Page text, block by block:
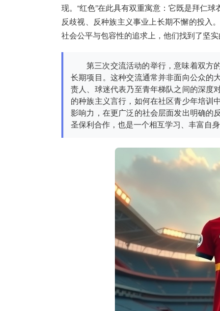
现。“红色”在此具有双重寓意：它既是拜仁
反歧视、反种族主义事业上长期不懈的投入
社会公平与包容性的追求上，他们找到了坚
第三次交流活动的举行，意味着双方
长期项目。这种交流通常并非面向公众的
责人、球迷代表乃至青年梯队之间的深度
的种族主义言行，如何在社区青少年培训
影响力，在更广泛的社会层面发出明确的
圣保利合作，也是一个相互学习、丰富自